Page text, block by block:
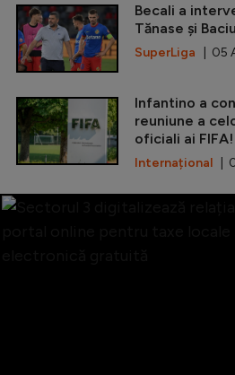
Becali a
Tănase și
SuperLiga | 05
Infantino a
reuniune a
oficiali ai FIFA!
Internațional |